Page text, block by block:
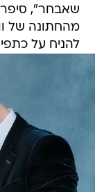
שאבחר",
מהחתונה של
להניח על